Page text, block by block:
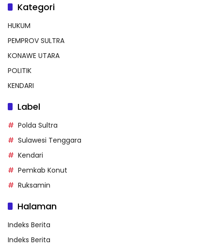
Kategori
HUKUM
PEMPROV SULTRA
KONAWE UTARA
POLITIK
KENDARI
Label
Polda Sultra
Sulawesi Tenggara
Kendari
Pemkab Konut
Ruksamin
Halaman
Indeks Berita
Indeks Berita